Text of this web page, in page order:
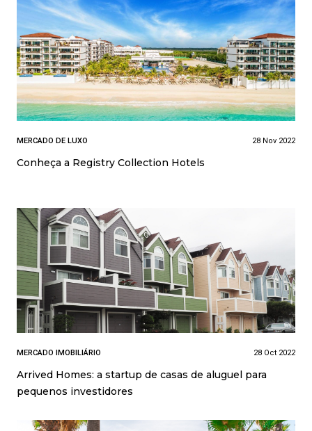
MERCADO DE LUXO 28 Nov 2022
Conheça a Registry Collection Hotels
MERCADO IMOBILIÁRIO 28 Oct 2022
Arrived Homes: a startup de casas de aluguel para
pequenos investidores